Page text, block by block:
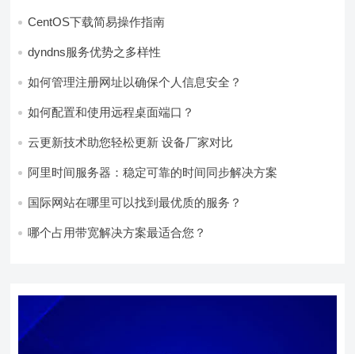
CentOS下载简易操作指南
dyndns服务优势之多样性
如何管理注册网址以确保个人信息安全？
如何配置和使用远程桌面端口？
云更新技术助您轻松更新 设备厂家对比
阿里时间服务器：稳定可靠的时间同步解决方案
国际网站在哪里可以找到最优质的服务？
哪个占用带宽解决方案最适合您？